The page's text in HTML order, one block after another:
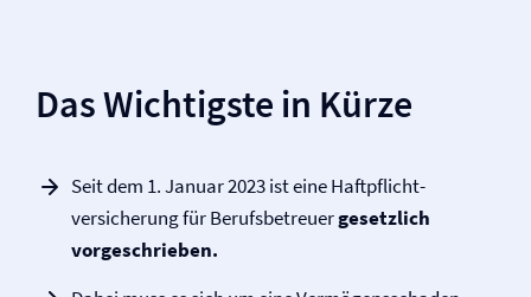
Das Wichtigste in Kürze
Seit dem 1. Januar 2023 ist eine Haftpflicht­
versicherung für Berufsbetreuergesetzlich
vorgeschrieben.